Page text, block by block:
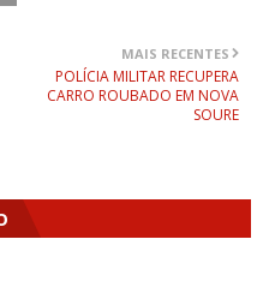
MAIS RECENTES
POLÍCIA MILITAR RECUPERA
CARRO ROUBADO EM NOVA
SOURE